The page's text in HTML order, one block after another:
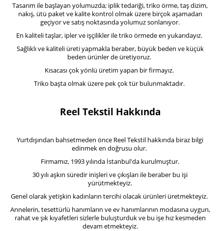
Tasarım ile başlayan yolumuzda; iplik tedariği, triko örme, taş dizim,
nakış, ütü paket ve kalite kontrol olmak üzere birçok aşamadan
geçiyor ve satış noktasında yolumuz sonlanıyor.
En kaliteli taşlar, ipler ve işçilikler ile triko örmede en yukarıdayız.
Sağlıklı ve kaliteli üreti yapmakla beraber, büyük beden ve küçük
beden ürünler de üretiyoruz.
Kısacası çok yönlü üretim yapan bir firmayız.
Triko başta olmak üzere pek çok tür bulunmaktadır.
Reel Tekstil Hakkında
Yurtdışından bahsetmeden önce Reel Tekstil hakkında biraz bilgi
edinmek en doğrusu olur.
Firmamız, 1993 yılında İstanbul'da kurulmuştur.
30 yılı aşkın süredir inişleri ve çıkışları ile beraber bu işi
yürütmekteyiz.
Genel olarak yetişkin kadınların tercihi olacak ürünleri üretmekteyiz.
Annelerin, tesettürlü hanımların ve ev hanımlarının modasına uygun,
rahat ve şık kıyafetleri sizlerle buluşturduk ve bu işe hız kesmeden
devam etmekteyiz.